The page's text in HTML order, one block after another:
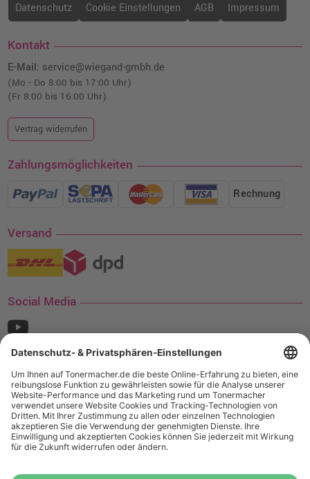
Datenschutz
Cookie Einstellungen AGB Impressum
Kontakt
E-Mail: service@wiegand-gmbh.de
(Mo - Do 8:00 bis 17:00 Uhr)
(Fr 8:00 bis 16:00 Uhr)
Vertrag widerrufen
Zahlungsmöglichkeiten
Rechnung
Versand
Social Media
¹ Nur gültig für den Versand innerhalb Deutschlands. Befindet sich ein Warenwert
von mindestens 35€ (inkl. Mwst.) an Ampertec Artikeln in Ihrem Warenkorb, ist der
Versand für Sie kostenfrei.